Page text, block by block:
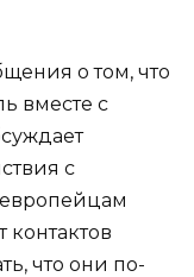
о том, что
вместе с
с
контактов
что они по-